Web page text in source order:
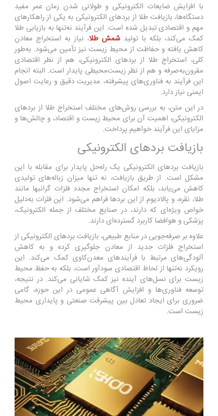
با افزایش ضایعات الکترونیکی و طولانی شدن زمان عمر مفید
دستگاه‌ها، بازیافت طلا از بردهای الکترونیکی به یکی از راهکارهای
مهم و اقتصادی تبدیل شده است. این فرآیند نه‌تنها به بازیابی طلا
کمک می‌کند، بلکه با تولید شمش طلا، نیاز به استخراج معادن
کاهش یافته و حفاظت از محیط زیست نیز تأمین می‌شود. به‌طور
کلی، استخراج طلا از بردهای الکترونیکی، هم از نظر اقتصادی
مقرون‌به‌صرفه و هم از نظر زیست‌محیطی پایدار است. البته انجام
این فرآیند به فناوری‌های پیشرفته، مدیریت دقیق و رعایت اصول
ایمنی نیاز دارد.
در این متن، به بررسی روش‌های مختلف استخراج طلا از بردهای
الکترونیکی، اهمیت آن برای محیط زیست و اقتصاد، و چالش‌ها و
مزایای این فرآیند خواهیم پرداخت.
بازیافت بردهای الکترونیکی
بازیافت بردهای الکترونیکی یک راه‌حل پایدار برای مقابله با این
مشکل است. از طریق بازیافت، نه تنها میزان زباله‌های تولیدی
کاهش می‌یابد، بلکه امکان استخراج مجدد فلزات گرانبها مانند
طلا، نقره، و پالادیوم از این بردها فراهم می‌شود. این فلزات به‌دلیل
خواص ویژه‌ای که دارند، در صنایع مختلف از جمله الکترونیک،
پزشکی و هوافضا کاربرد گسترده‌ای دارند.
علاوه بر صرفه‌جویی در منابع طبیعی، بازیافت بردهای الکترونیکی از
استخراج فلزات جدید از معادن جلوگیری کرده و به کاهش
آلودگی‌های مرتبط با فرآیندهای معدن‌کاوی کمک می‌کند. این
رویکرد نه‌تنها از لحاظ اقتصادی سودآور است، بلکه به حفظ محیط
زیست برای نسل‌های آینده نیز کمک شایانی می‌کند. در نتیجه،
توسعه فناوری‌ها و افزایش آگاهی عمومی در این حوزه، گامی
ضروری برای ایجاد تعادل بین پیشرفت صنعتی و پایداری محیط
زیست است.